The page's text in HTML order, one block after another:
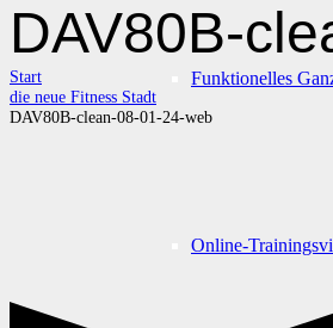
Funktionelles
Online-
DAV80B-
Start
die neue Fitness Stadt
DAV80B-clean-08-01-24-web